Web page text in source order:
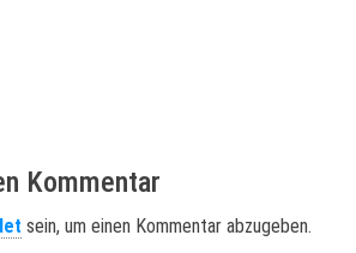
Kommentar
sein, um einen Kommentar abzugeben.